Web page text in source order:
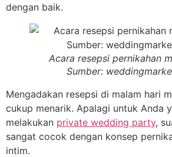
dengan baik.
Acara resepsi pernikahan
Sumber:
Mengadakan resepsi di malam hari
cukup menarik. Apalagi untuk Anda
melakukan private wedding party,
sangat cocok dengan konsep
intim.